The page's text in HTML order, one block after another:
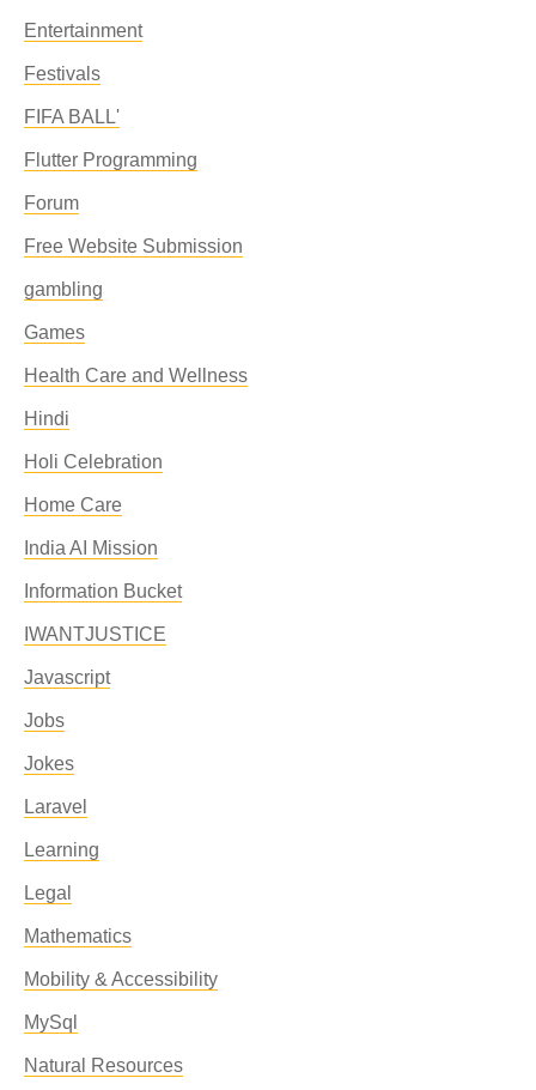
Entertainment
Festivals
FIFA BALL'
Flutter Programming
Forum
Free Website Submission
gambling
Games
Health Care and Wellness
Hindi
Holi Celebration
Home Care
India AI Mission
Information Bucket
IWANTJUSTICE
Javascript
Jobs
Jokes
Laravel
Learning
Legal
Mathematics
Mobility & Accessibility
MySql
Natural Resources